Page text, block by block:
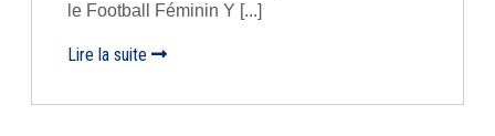
le Football Féminin Y [...]
Lire la suite